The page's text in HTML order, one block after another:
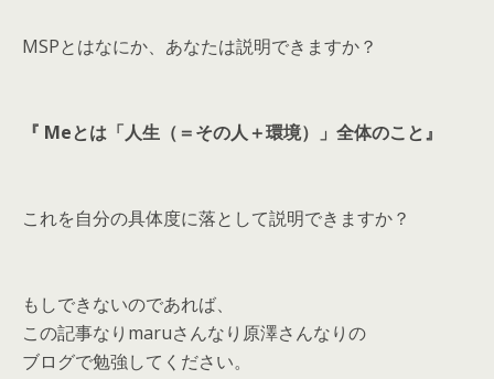
MSPとはなにか、あなたは説明できますか？
『 Meとは「人生（＝その人＋環境）」全体のこと』
これを自分の具体度に落として説明できますか？
もしできないのであれば、
この記事なりmaruさんなり原澤さんなりの
ブログで勉強してください。